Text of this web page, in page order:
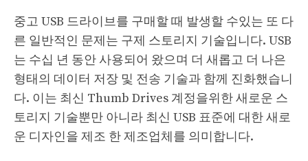
중고 USB 드라이브를 구매할 때 발생할 수있는 또 다
른 일반적인 문제는 구제 스토리지 기술입니다. USB
는 수십 년 동안 사용되어 왔으며 더 새롭고 더 나은
형태의 데이터 저장 및 전송 기술과 함께 진화했습니
다. 이는 최신 Thumb Drives 계정을위한 새로운 스
토리지 기술뿐만 아니라 최신 USB 표준에 대한 새로
운 디자인을 제조 한 제조업체를 의미합니다.